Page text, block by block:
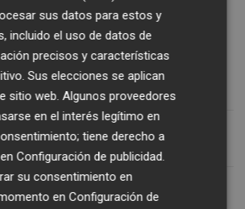
ante el Hannover 96 el
de julio ante el Feyenoord de
de julio ante el Sporting de
CF
sus datos para estos y
incluido el uso de datos de
precisos y características
Sus elecciones se aplican
sitio web. Algunos proveedores
en el interés legítimo en
tiene derecho a
enConfiguración de publicidad.
su consentimiento en
enConfiguración de